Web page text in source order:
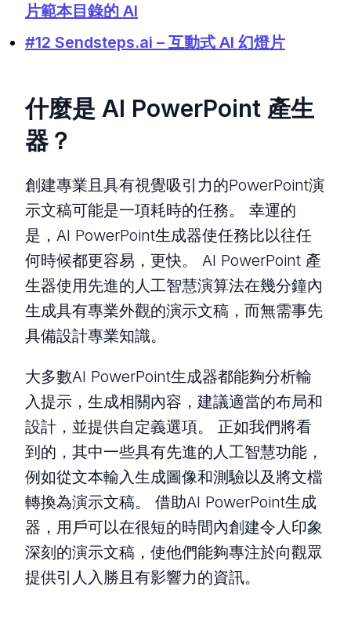
片範本目錄的 AI
#12 Sendsteps.ai – 互動式 AI 幻燈片
什麼是 AI PowerPoint 產生
器？
創建專業且具有視覺吸引力的PowerPoint演
示文稿可能是一項耗時的任務。 幸運的
是，AI PowerPoint生成器使任務比以往任
何時候都更容易，更快。 AI PowerPoint 產
生器使用先進的人工智慧演算法在幾分鐘內
生成具有專業外觀的演示文稿，而無需事先
具備設計專業知識。
大多數AI PowerPoint生成器都能夠分析輸
入提示，生成相關內容，建議適當的布局和
設計，並提供自定義選項。 正如我們將看
到的，其中一些具有先進的人工智慧功能，
例如從文本輸入生成圖像和測驗以及將文檔
轉換為演示文稿。 借助AI PowerPoint生成
器，用戶可以在很短的時間內創建令人印象
深刻的演示文稿，使他們能夠專注於向觀眾
提供引人入勝且有影響力的資訊。